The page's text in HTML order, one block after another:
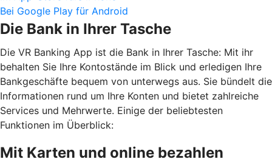
Bei Google Play für Android
Die Bank in Ihrer Tasche
Die VR Banking App ist die Bank in Ihrer Tasche: Mit ihr
behalten Sie Ihre Kontostände im Blick und erledigen Ihre
Bankgeschäfte bequem von unterwegs aus. Sie bündelt die
Informationen rund um Ihre Konten und bietet zahlreiche
Services und Mehrwerte. Einige der beliebtesten
Funktionen im Überblick:
Mit Karten und online bezahlen